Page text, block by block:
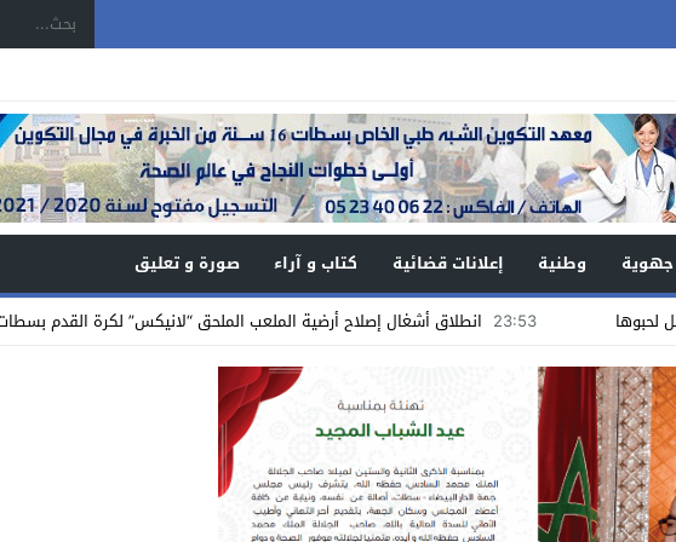
جهوية وطنية إعلانات قضائية كتاب و آراء
صورة و تعليق
23:53 انطلاق أشغال إصلاح أرضية الملعب الملحق “لانيكس” لكرة القدم بسطات 14:18